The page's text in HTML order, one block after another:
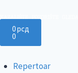
0рсд
0
Repertoar